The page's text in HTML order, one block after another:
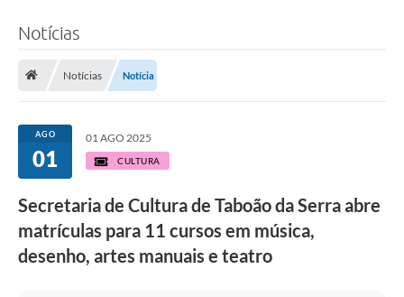
Notícias
Notícias Notícia
AGO
01
01 AGO 2025
CULTURA
Secretaria de Cultura de Taboão da Serra abre
matrículas para 11 cursos em música,
desenho, artes manuais e teatro
d
e
a
o